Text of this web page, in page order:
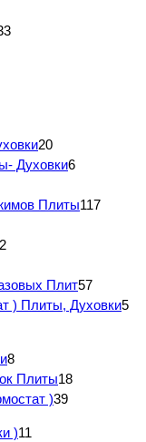
20
Духовки6
Плиты117
Плит57
) Плиты, Духовки5
8
Плиты18
)39
)11